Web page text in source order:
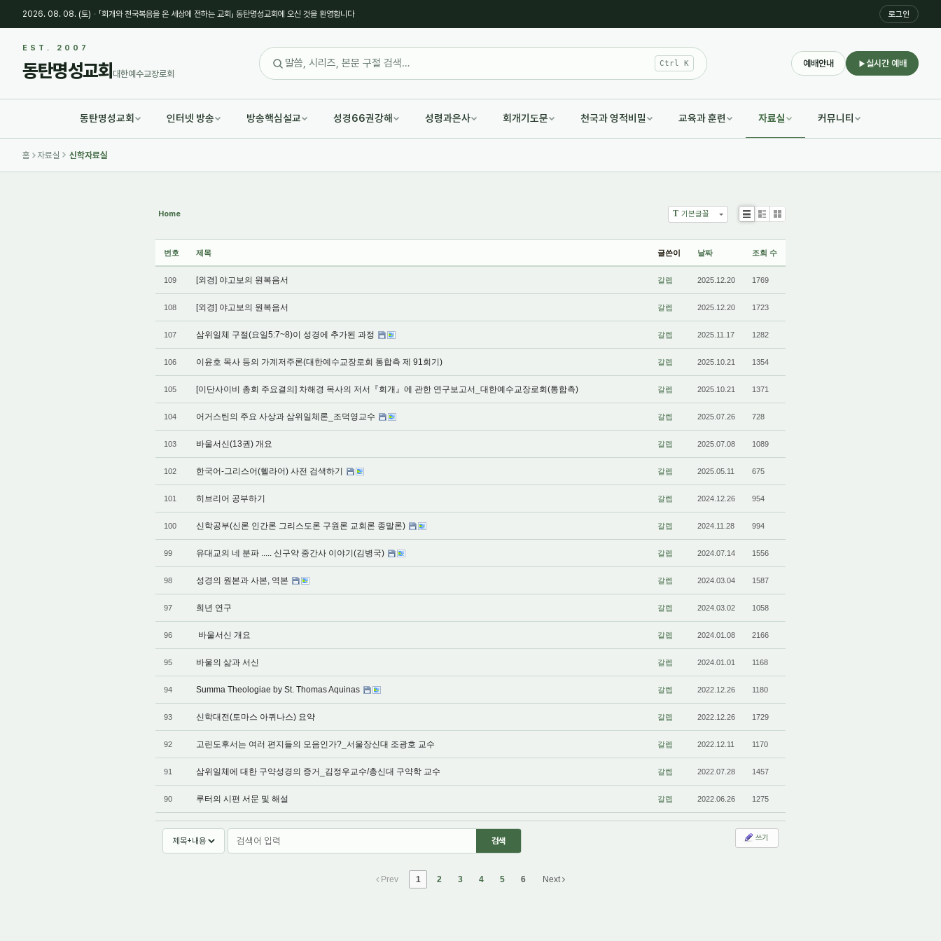
2026. 08. 08. (토) · 「회개와 천국복음을 온 세상에 전하는 교회」 동탄명성교회에 오신 것을 환영합니다 로그인
EST. 2007
동탄명성교회 대한예수교장로회
Ctrl K 예배안내 실시간 예배
동탄명성교회 인터넷 방송 방송핵심설교 성경66권강해 성령과은사 회개기도문 천국과 영적비밀 교육과 훈련 자료실 커뮤니티
홈 자료실 신학자료실
Home T 기본글꼴
List Zine
번호 제목 글쓴이 날짜 조회 수
109 [외경] 야고보의 원복음서 갈렙 2025.12.20 1769
108 [외경] 야고보의 원복음서 갈렙 2025.12.20 1723
107 삼위일체 구절(요일5:7~8)이 성경에 추가된 과정 갈렙 2025.11.17 1282
106 이윤호 목사 등의 가계저주론(대한예수교장로회 통합측 제 91회기) 갈렙 2025.10.21 1354
105 [이단사이비 총회 주요결의] 차해경 목사의 저서『회개』에 관한 연구보고서_대한예수교장로회(통합측) 갈렙 2025.10.21 1371
104 어거스틴의 주요 사상과 삼위일체론_조덕영교수 갈렙 2025.07.26 728
103 바울서신(13권) 개요 갈렙 2025.07.08 1089
102 한국어-그리스어(헬라어) 사전 검색하기 갈렙 2025.05.11 675
101 히브리어 공부하기 갈렙 2024.12.26 954
100 신학공부(신론 인간론 그리스도론 구원론 교회론 종말론) 갈렙 2024.11.28 994
99 유대교의 네 분파 ..... 신구약 중간사 이야기(김병국) 갈렙 2024.07.14 1556
98 성경의 원본과 사본, 역본 갈렙 2024.03.04 1587
97 희년 연구 갈렙 2024.03.02 1058
96 바울서신 개요 갈렙 2024.01.08 2166
95 바울의 삶과 서신 갈렙 2024.01.01 1168
94 Summa Theologiae by St. Thomas Aquinas 갈렙 2022.12.26 1180
93 신학대전(토마스 아퀴나스) 요약 갈렙 2022.12.26 1729
92 고린도후서는 여러 편지들의 모음인가?_서울장신대 조광호 교수 갈렙 2022.12.11 1170
91 삼위일체에 대한 구약성경의 증거_김정우교수/총신대 구약학 교수 갈렙 2022.07.28 1457
90 루터의 시편 서문 및 해설 갈렙 2022.06.26 1275
쓰기
Prev 1 2 3 4 5 6 Next
Sketchbook5, 스케치북5
Sketchbook5, 스케치북5
Sketchbook5, 스케치북5
Sketchbook5, 스케치북5